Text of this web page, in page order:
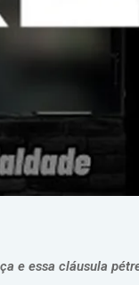
e essa cláusula